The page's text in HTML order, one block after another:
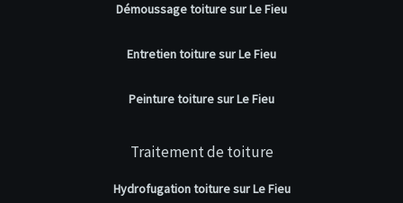
Démoussage toiture sur Le Fieu
Entretien toiture sur Le Fieu
Peinture toiture sur Le Fieu
Traitement de toiture
Hydrofugation toiture sur Le Fieu